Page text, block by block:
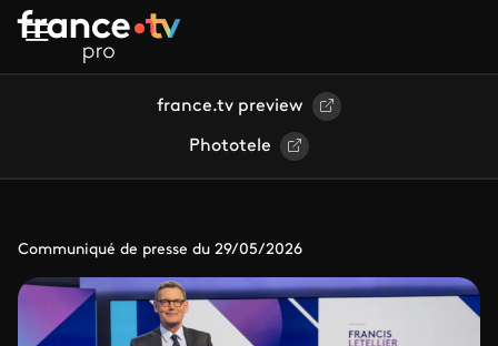
Aller au contenu principal
france.tv preview
Phototele
Communiqué de presse du 29/05/2026